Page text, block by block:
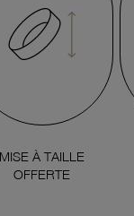
MISE À TAILLE
OFFERTE